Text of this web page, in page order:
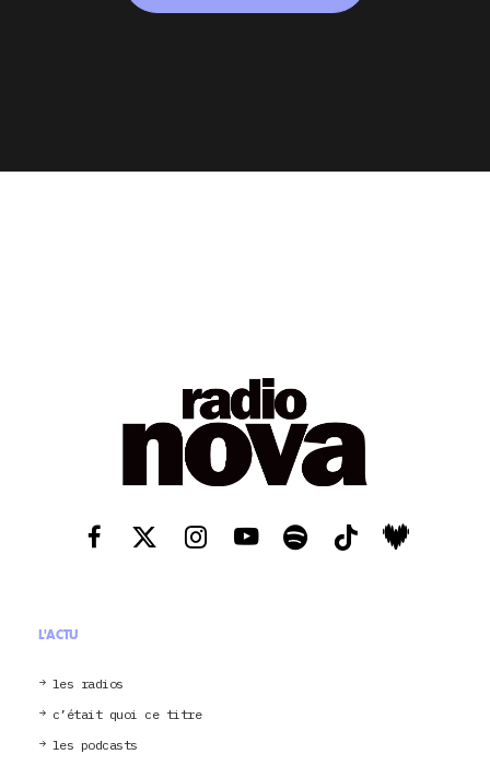
L'ACTU
les radios
c’était quoi ce titre
les podcasts